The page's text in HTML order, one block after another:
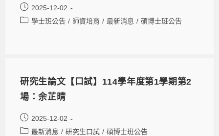
2025-12-02
學士班公告 / 師資培育 / 最新消息 / 碩博士班公告
研究生論文【口試】114學年度第1學期第2
場：余芷晴
2025-12-02
最新消息 / 研究生口試 / 碩博士班公告